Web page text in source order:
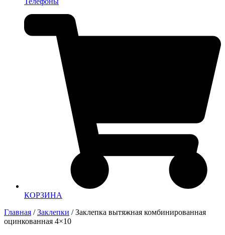
КОРЗИНА
Главная /Заклепки / Заклепка вытяжная комбинированная
оцинкованная 4×10